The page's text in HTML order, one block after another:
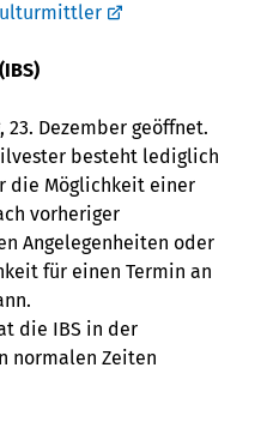
Dezember geöffnet.
besteht lediglich
die Möglichkeit einer
vorheriger
Angelegenheiten oder
für einen Termin an
die IBS in der
normalen Zeiten